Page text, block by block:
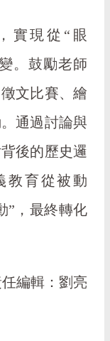
實現從“眼
。鼓勵老師
文比賽、繪
通過討論與
後的歷史邏
教育從被動
”，最終轉化
編輯：劉亮